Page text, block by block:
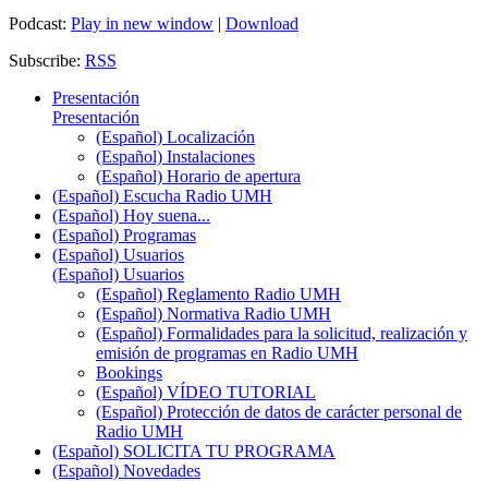
Podcast: Play in new window | Download
Subscribe: RSS
Presentación
Presentación
(Español) Localización
(Español) Instalaciones
(Español) Horario de apertura
(Español) Escucha Radio UMH
(Español) Hoy suena...
(Español) Programas
(Español) Usuarios
(Español) Usuarios
(Español) Reglamento Radio UMH
(Español) Normativa Radio UMH
(Español) Formalidades para la solicitud, realización y
emisión de programas en Radio UMH
Bookings
(Español) VÍDEO TUTORIAL
(Español) Protección de datos de carácter personal de
Radio UMH
(Español) SOLICITA TU PROGRAMA
(Español) Novedades